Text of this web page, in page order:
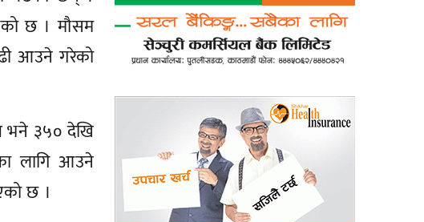
छ । मौसम
आउने गरेको
भने ३५० देखि
लागि आउने
छ ।